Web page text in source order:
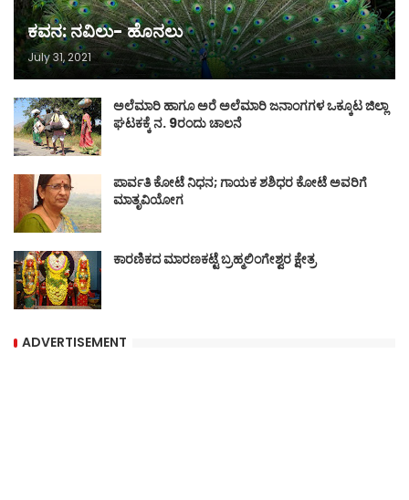
ಕವನ: ನವಿಲು- ಹೊನಲು
July 31, 2021
ಅಲೆಮಾರಿ ಹಾಗೂ ಅರೆ ಅಲೆಮಾರಿ ಜನಾಂಗಗಳ ಒಕ್ಕೂಟ ಜಿಲ್ಲಾ
ಘಟಕಕ್ಕೆ ನ. 9ರಂದು ಚಾಲನೆ
ಪಾರ್ವತಿ ಕೋಟೆ ನಿಧನ; ಗಾಯಕ ಶಶಿಧರ ಕೋಟೆ ಅವರಿಗೆ
ಮಾತೃವಿಯೋಗ
ಕಾರಣಿಕದ ಮಾರಣಕಟ್ಟೆ ಬ್ರಹ್ಮಲಿಂಗೇಶ್ವರ ಕ್ಷೇತ್ರ
ADVERTISEMENT